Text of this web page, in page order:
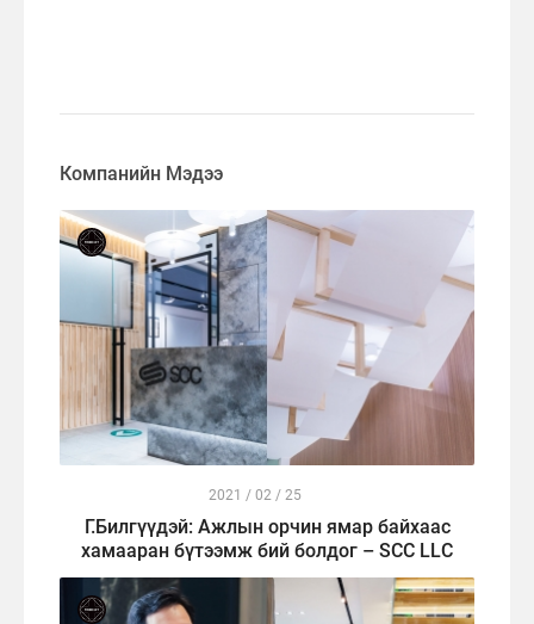
Компанийн Мэдээ
2021 / 02 / 25
Г.Билгүүдэй: Ажлын орчин ямар байхаас
хамааран бүтээмж бий болдог – SCC LLC